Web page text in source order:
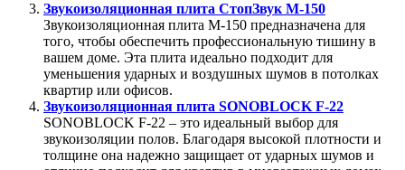
Звукоизоляционная плита СтопЗвук М-150
Звукоизоляционная плита М-150 предназначена для
того, чтобы обеспечить профессиональную тишину в
вашем доме. Эта плита идеально подходит для
уменьшения ударных и воздушных шумов в потолках
квартир или офисов.
Звукоизоляционная плита SONOBLOCK F-22
SONOBLOCK F-22 – это идеальный выбор для
звукоизоляции полов. Благодаря высокой плотности и
толщине она надежно защищает от ударных шумов и